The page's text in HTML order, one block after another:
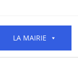
LA MAIRIE